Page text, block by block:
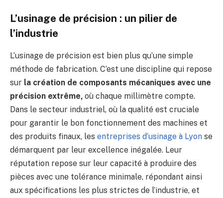
L’usinage de précision : un pilier de
l’industrie
L’usinage de précision est bien plus qu’une simple
méthode de fabrication. C’est une discipline qui repose
sur la création de composants mécaniques avec une
précision extrême, où chaque millimètre compte.
Dans le secteur industriel, où la qualité est cruciale
pour garantir le bon fonctionnement des machines et
des produits finaux, les entreprises d’usinage à Lyon se
démarquent par leur excellence inégalée. Leur
réputation repose sur leur capacité à produire des
pièces avec une tolérance minimale, répondant ainsi
aux spécifications les plus strictes de l’industrie, et